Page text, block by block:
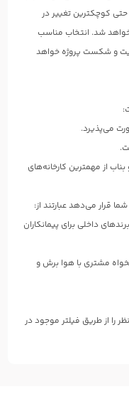
حتی کوچکترین تغییر در
شد. انتخاب مناسب
و شکست پروژه خواهد
می‌پذیرد.
از مهمترین کارخانه‌های
قرار می‌دهد عبارتند از:
داخلی برای پیمانکاران
مشتری با هوا برش و
را از طریق فیلتر موجود در